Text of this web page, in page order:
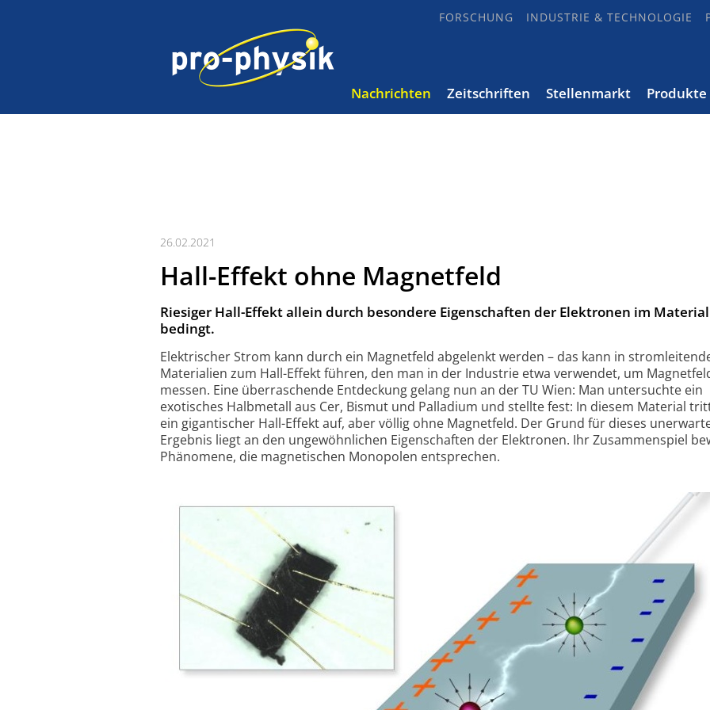
FORSCHUNG INDUSTRIE & TECHNOLOGIE
Nachrichten Zeitschriften Stellenmarkt Produkte
26.02.2021
Hall-Effekt ohne Magnetfeld
Riesiger Hall-Effekt allein durch besondere Eigenschaften der Elektronen im Material
bedingt.
Elektrischer Strom kann durch ein Magnetfeld abgelenkt werden – das kann in
Materialien zum Hall-Effekt führen, den man in der Industrie etwa verwendet, um
messen. Eine überraschende Entdeckung gelang nun an der TU Wien: Man untersuchte ein
exotisches Halbmetall aus Cer, Bismut und Palladium und stellte fest: In diesem Material
ein gigantischer Hall-Effekt auf, aber völlig ohne Magnetfeld. Der Grund für dieses
Ergebnis liegt an den ungewöhnlichen Eigenschaften der Elektronen. Ihr Zusammen­spiel
Phänomene, die magnetischen Monopolen entsprechen.